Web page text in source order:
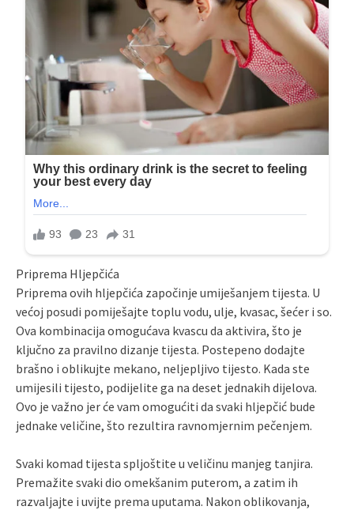
Priprema Hljepčića
Priprema ovih hljepčića započinje umiješanjem tijesta. U
većoj posudi pomiješajte toplu vodu, ulje, kvasac, šećer i so.
Ova kombinacija omogućava kvascu da aktivira, što je
ključno za pravilno dizanje tijesta. Postepeno dodajte
brašno i oblikujte mekano, neljepljivo tijesto. Kada ste
umijesili tijesto, podijelite ga na deset jednakih dijelova.
Ovo je važno jer će vam omogućiti da svaki hljepčić bude
jednake veličine, što rezultira ravnomjernim pečenjem.
Svaki komad tijesta spljoštite u veličinu manjeg tanjira.
Premažite svaki dio omekšanim puterom, a zatim ih
razvaljajte i uvijte prema uputama. Nakon oblikovanja,